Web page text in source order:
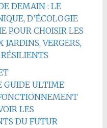
DEMAIN : LE
D’ÉCOLOGIE
POUR CHOISIR LES
JARDINS, VERGERS,
GUIDE ULTIME
LES
DU FUTUR